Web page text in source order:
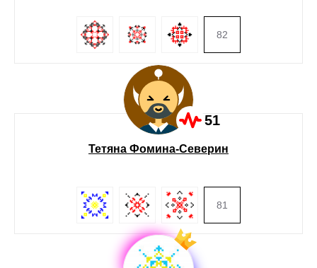
82
51
Тетяна Фомина-Северин
81